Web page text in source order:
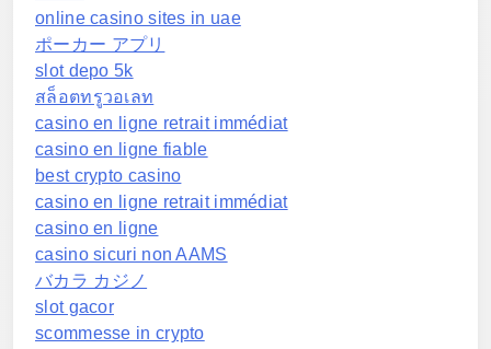
online casino sites in uae
ポーカー アプリ
slot depo 5k
สล็อตทรูวอเลท
casino en ligne retrait immédiat
casino en ligne fiable
best crypto casino
casino en ligne retrait immédiat
casino en ligne
casino sicuri non AAMS
バカラ カジノ
slot gacor
scommesse in crypto